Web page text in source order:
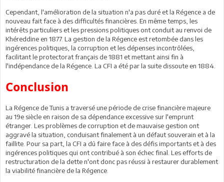
Cependant, l'amélioration de la situation n'a pas duré et la Régence a de
nouveau fait face à des difficultés financières. En même temps, les
intérêts particuliers et les pressions politiques ont conduit au renvoi de
Khéreddine en 1877. La gestion de la Régence est retombée dans les
ingérences politiques, la corruption et les dépenses incontrôlées,
facilitant le protectorat français de 1881 et mettant ainsi fin à
l'indépendance de la Régence. La CFI a été par la suite dissoute en 1884.
Conclusion
La Régence de Tunis a traversé une période de crise financière majeure
au 19e siècle en raison de sa dépendance excessive sur l'emprunt
étranger. Les problèmes de corruption et de mauvaise gestion ont
aggravé la situation, conduisant finalement à un défaut souverain et à la
faillite. Pour sa part, la CFI a dû faire face à des défis importants et à des
ingérences politiques qui ont contribué à son échec final. Les efforts de
restructuration de la dette n'ont donc pas réussi à restaurer durablement
la viabilité financière de la Régence.